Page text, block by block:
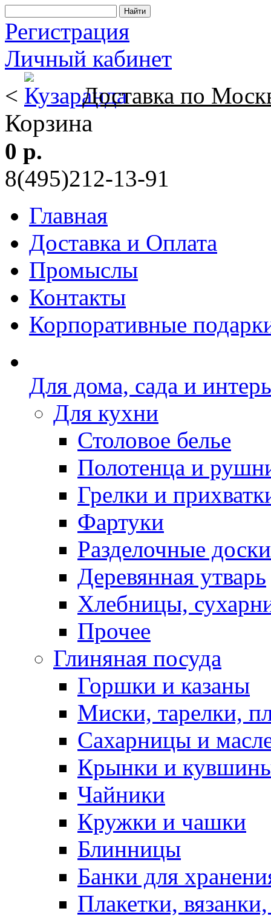
Регистрация
Личный кабинет
<
Доставка по
Корзина
0 р.
8(495)212-13-91
Главная
Доставка и Оплата
Промыслы
Контакты
Корпоративные
Для дома, сада и
Для кухни
Столовое белье
Полотенца и
Грелки и
Фартуки
Разделочные доски
Деревянная утварь
Хлебницы,
Прочее
Глиняная посуда
Горшки и казаны
Миски, тарелки,
Сахарницы и
Крынки и
Чайники
Кружки и чашки
Блинницы
Банки для
Плакетки,